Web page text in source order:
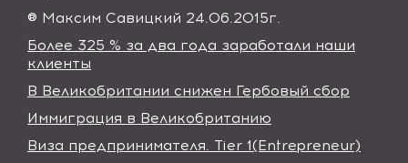
® Максим Савицкий 24.06.2015г.
Более 325 % за два года заработали наши
клиенты
В Великобритании снижен Гербовый сбор
Иммиграция в Великобританию
Виза предпринимателя. Tier 1(Entrepreneur)